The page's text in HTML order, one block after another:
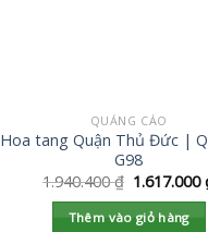
QUẢNG CÁO
Hoa tang Quận Thủ Đức |
G98
1.940.400₫ 1.617.000
Thêm vào giỏ hàng